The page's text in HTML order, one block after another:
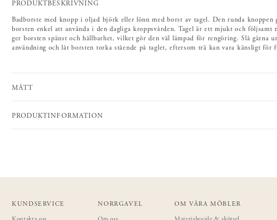
PRODUKTBESKRIVNING
Badborste med knopp i oljad björk eller lönn med borst av tagel. Den runda knoppen
borsten enkel att använda i den dagliga kroppsvården. Tagel är ett mjukt och följsamt
ger borsten spänst och hållbarhet, vilket gör den väl lämpad för rengöring. Slå gärna
användning och låt borsten torka stående på taglet, eftersom trä kan vara känsligt för
MÅTT
PRODUKTINFORMATION
KUNDSERVICE NORRGAVEL OM VÅRA MÖBLER